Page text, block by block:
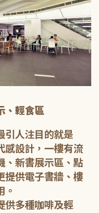
、輕食區
引人注目的就是
感設計，一樓有流
、新書展示區、點
提供電子書牆、樓
。
供多種咖啡及輕